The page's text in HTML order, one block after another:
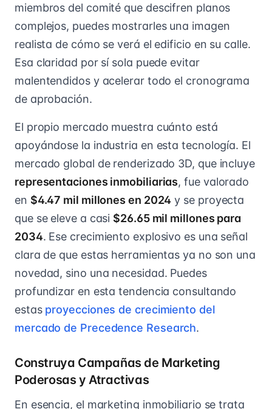
miembros del comité que descifren planos
complejos, puedes mostrarles una imagen
realista de cómo se verá el edificio en su calle.
Esa claridad por sí sola puede evitar
malentendidos y acelerar todo el cronograma
de aprobación.
El propio mercado muestra cuánto está
apoyándose la industria en esta tecnología. El
mercado global de renderizado 3D, que incluye
representaciones inmobiliarias, fue valorado
en $4.47 mil millones en 2024 y se proyecta
que se eleve a casi $26.65 mil millones para
2034. Ese crecimiento explosivo es una señal
clara de que estas herramientas ya no son una
novedad, sino una necesidad. Puedes
profundizar en esta tendencia consultando
estas proyecciones de crecimiento del
mercado de Precedence Research.
Construya Campañas de Marketing
Poderosas y Atractivas
En esencia, el marketing inmobiliario se trata